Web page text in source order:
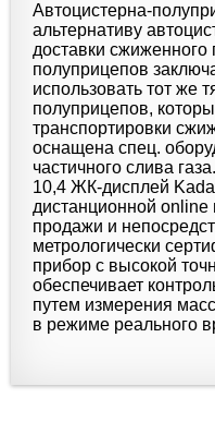
Автоцистерна-
альтернативу
доставки сжиженного
полуприцепов
использовать тот же
полуприцепов,
транспортировки
оснащена спец.
частичного слива
10,4 ЖК-дисплей
дистанционной online
продажи и
метрологически
прибор с высокой
обеспечивает
путем измерения
в режиме реального